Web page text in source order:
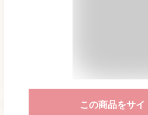
この商品をサ